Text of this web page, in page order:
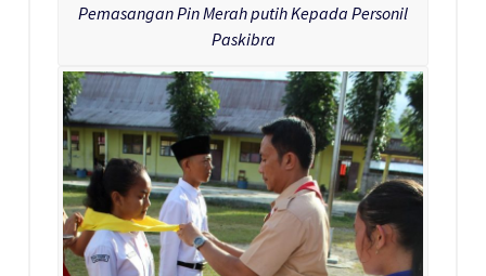
Pemasangan Pin Merah putih Kepada Personil
Paskibra